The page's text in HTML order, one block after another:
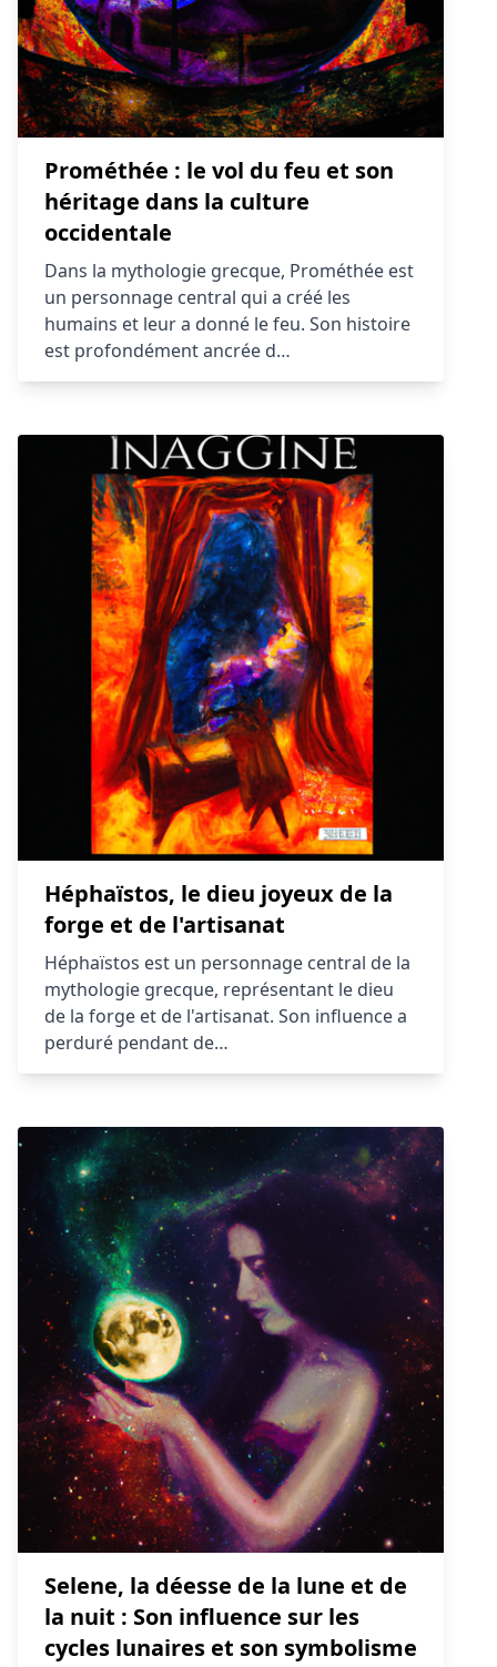
Prométhée : le vol du feu et son
héritage dans la culture
occidentale
Dans la mythologie grecque, Prométhée est
un personnage central qui a créé les
humains et leur a donné le feu. Son histoire
est profondément ancrée d…
Héphaïstos, le dieu joyeux de la
forge et de l'artisanat
Héphaïstos est un personnage central de la
mythologie grecque, représentant le dieu
de la forge et de l'artisanat. Son influence a
perduré pendant de…
Selene, la déesse de la lune et de
la nuit : Son influence sur les
cycles lunaires et son symbolisme